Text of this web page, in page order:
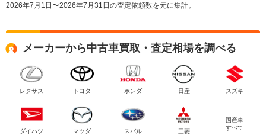
2026年7月1日〜2026年7月31日の査定依頼数を元に集計。
メーカーから中古車買取・査定相場を調べる
レクサス トヨタ ホンダ 日産 スズキ
ダイハツ マツダ スバル 三菱
国産車
すべて